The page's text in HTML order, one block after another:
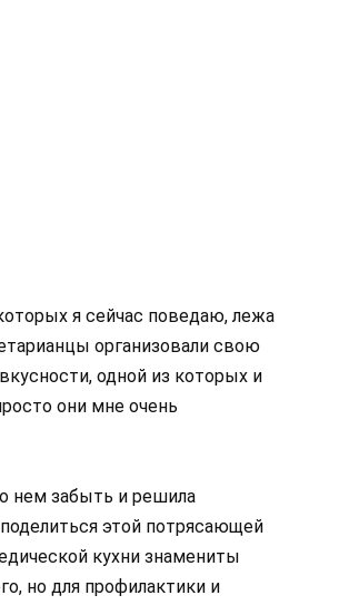
я сейчас поведаю, лежа
организовали свою
одной из которых и
они мне очень
нем забыть и решила
этой потрясающей
кухни знамениты
но для профилактики и